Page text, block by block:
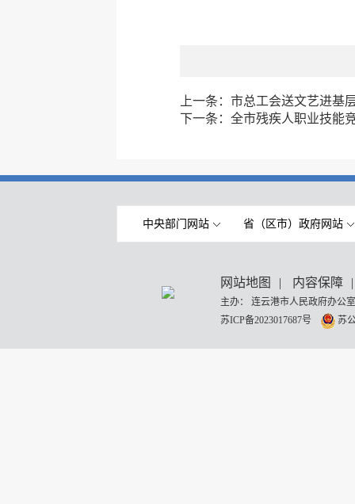
上一条： 市总工会送文艺进基
下一条： 全市残疾人职业技能
中央部门网站 省（区市）政府网站
网站地图 | 内容保障 |
主办： 连云港市人民政府办
苏ICP备2023017687号
苏